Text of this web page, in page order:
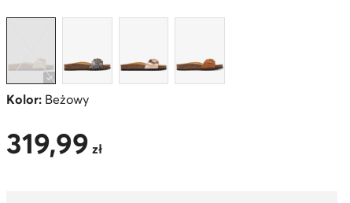
Kolor:Beżowy
319,99 zł
319,99 zł